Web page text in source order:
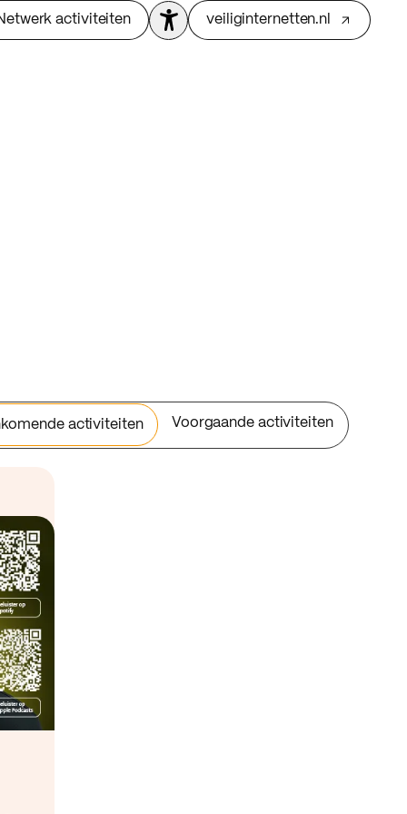
activiteiten veiliginternetten.nl
activiteiten Voorgaande activiteiten